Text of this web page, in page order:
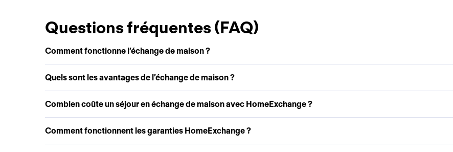
Questions fréquentes (FAQ)
Comment fonctionne l’échange de maison ?
Quels sont les avantages de l’échange de maison ?
Combien coûte un séjour en échange de maison avec HomeExchange ?
Comment fonctionnent les garanties HomeExchange ?